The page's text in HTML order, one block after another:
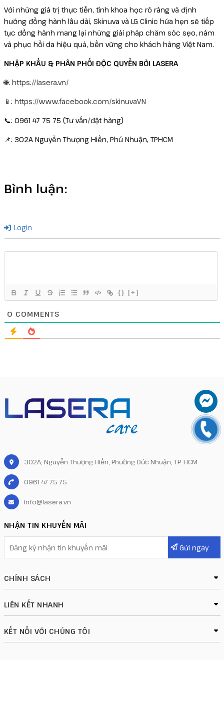
Với những giá trị thực tiễn, tính khoa học rõ ràng và định
hướng đồng hành lâu dài, Skinuva và LG Clinic hứa hẹn sẽ tiếp
tục đồng hành mang lại những giải pháp chăm sóc sẹo, nám
và phục hồi da hiệu quả, bền vững cho khách hàng Việt Nam.
NHẬP KHẨU & PHÂN PHỐI ĐỘC QUYỀN BỞI LASERA
🌐: https://lasera.vn/
📱: https://www.facebook.com/skinuvaVN
📞: 0961 47 75 75 (Tư vấn/đặt hàng)
📌: 302A Nguyễn Thượng Hiền, Phú Nhuận, TPHCM
Bình luận:
Login
{} [+]
0 COMMENTS
302A, Nguyễn Thượng Hiền, Phường Đức Nhuận, TP. HCM
0961 47 75 75
info@lasera.vn
NHẬN TIN KHUYẾN MÃI
CHÍNH SÁCH
LIÊN KẾT NHANH
KẾT NỐI VỚI CHÚNG TÔI